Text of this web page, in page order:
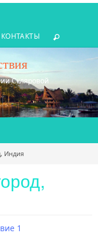
КОНТАКТЫ
Скляровой
Индия
1